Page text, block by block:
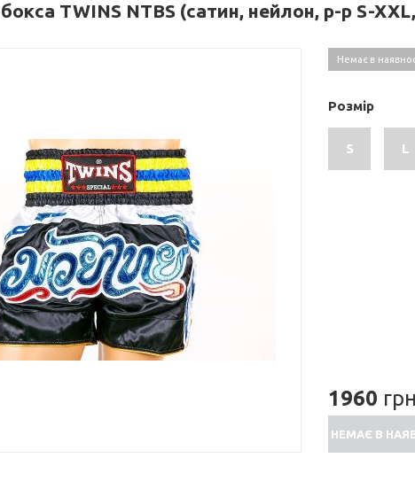
TWINS NTBS (сатин, нейлон, р-р S-
Немає в
Розмір
S L
1960
НЕМАЄ В